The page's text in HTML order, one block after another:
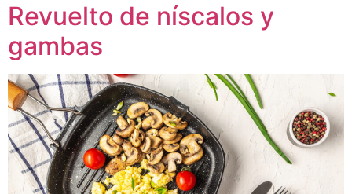
Revuelto de níscalos y
gambas